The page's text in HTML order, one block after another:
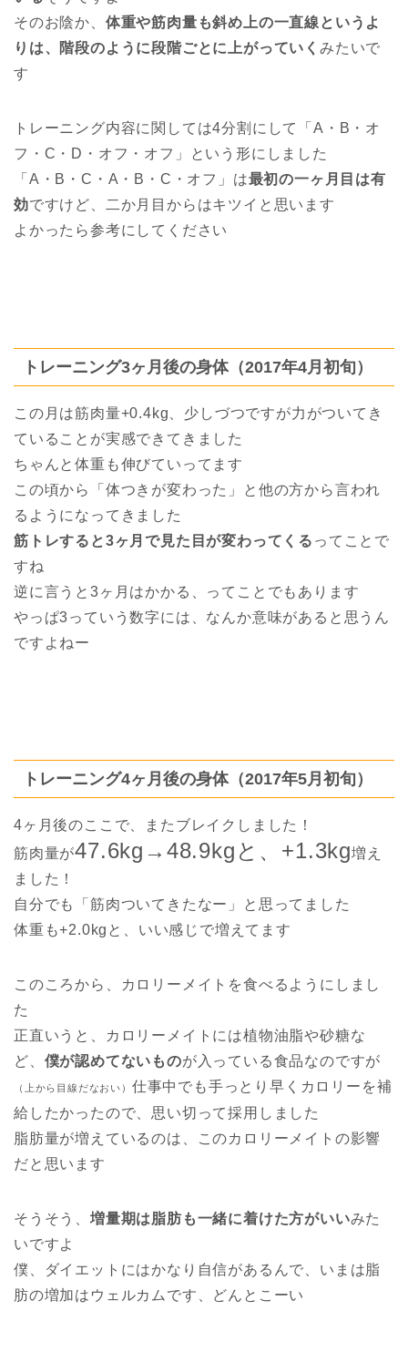
そのお陰か、 体重や筋肉量も斜め上の一直線というよ
りは、階段のように段階ごとに上がっていく みたいで
す
トレーニング内容に関しては4分割にして「A・B・オ
フ・C・D・オフ・オフ」という形にしました
「A・B・C・A・B・C・オフ」は最初の一ヶ月目は有
効ですけど、二か月目からはキツイと思います
よかったら参考にしてください
トレーニング3ヶ月後の身体（2017年4月初旬）
この月は筋肉量+0.4kg、少しづつですが力がついてき
ていることが実感できてきました
ちゃんと体重も伸びていってます
この頃から「体つきが変わった」と他の方から言われ
るようになってきました
筋トレすると3ヶ月で見た目が変わってくる ってことで
すね
逆に言うと3ヶ月はかかる、ってことでもあります
やっぱ3っていう数字には、なんか意味があると思うん
ですよねー
トレーニング4ヶ月後の身体（2017年5月初旬）
4ヶ月後のここで、またブレイクしました！
筋肉量が47.6kg→48.9kgと、+1.3kg増え
ました！
自分でも「筋肉ついてきたなー」と思ってました
体重も+2.0kgと、いい感じで増えてます
このころから、カロリーメイトを食べるようにしまし
た
正直いうと、カロリーメイトには植物油脂や砂糖な
ど、 僕が認めてないものが入っている食品なのですが
（上から目線だなおい） 仕事中でも手っとり早くカロリーを補
給したかったので、思い切って採用しました
脂肪量が増えているのは、このカロリーメイトの影響
だと思います
そうそう、 増量期は脂肪も一緒に着けた方がいいみた
いですよ
僕、ダイエットにはかなり自信があるんで、いまは脂
肪の増加はウェルカムです、どんとこーい